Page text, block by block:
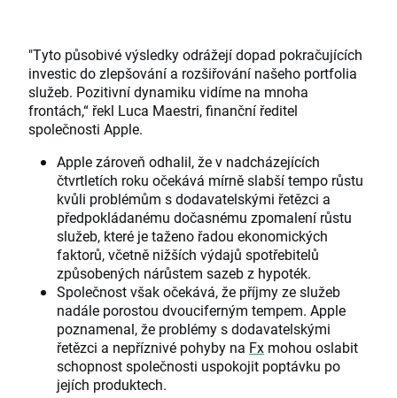
"Tyto působivé výsledky odrážejí dopad pokračujících
investic do zlepšování a rozšiřování našeho portfolia
služeb. Pozitivní dynamiku vidíme na mnoha
frontách,“ řekl Luca Maestri, finanční ředitel
společnosti Apple.
Apple zároveň odhalil, že v nadcházejících
čtvrtletích roku očekává mírně slabší tempo růstu
kvůli problémům s dodavatelskými řetězci a
předpokládanému dočasnému zpomalení růstu
služeb, které je taženo řadou ekonomických
faktorů, včetně nižších výdajů spotřebitelů
způsobených nárůstem sazeb z hypoték.
Společnost však očekává, že příjmy ze služeb
nadále porostou dvouciferným tempem. Apple
poznamenal, že problémy s dodavatelskými
řetězci a nepříznivé pohyby na Fx mohou oslabit
schopnost společnosti uspokojit poptávku po
jejích produktech.